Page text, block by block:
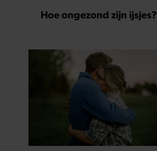
Hoe ongezond zijn ijsjes?